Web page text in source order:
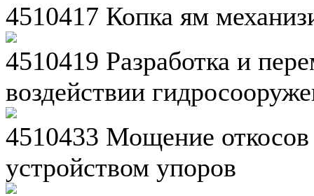
4510417 Копка ям
4510419 Разработка и
воздействии
4510433 Мощение
устройством упоров